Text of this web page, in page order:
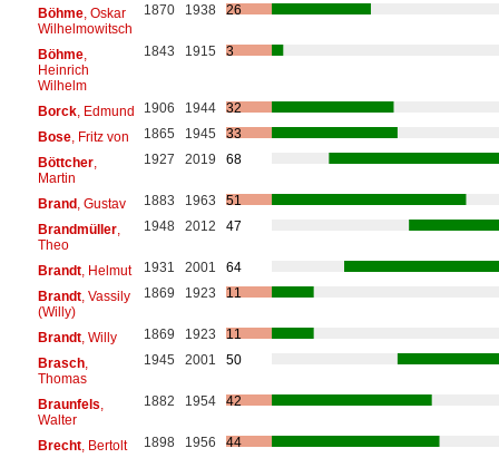
Böhme, Oskar
Wilhelmowitsch
1870 1938 26
Böhme,
Heinrich
Wilhelm
1843 1915 3
Borck, Edmund 1906 1944
32
Bose, Fritz von 1865 1945
33
Böttcher,
Martin
1927 2019 68
Brand, Gustav 1883 1963
51
Brandmüller,
Theo
1948 2012 47
Brandt, Helmut 1931 2001
64
Brandt, Vassily
(Willy)
1869 1923 11
Brandt, Willy 1869 1923
11
Brasch,
Thomas
1945 2001 50
Braunfels
Walter
1882 1954 42
Brecht, Bertolt 1898 1956
44